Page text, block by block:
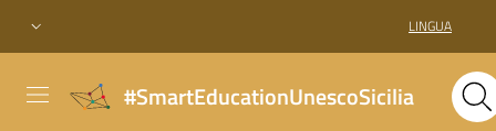
LINGUA
#SmartEducationUnescoSicilia